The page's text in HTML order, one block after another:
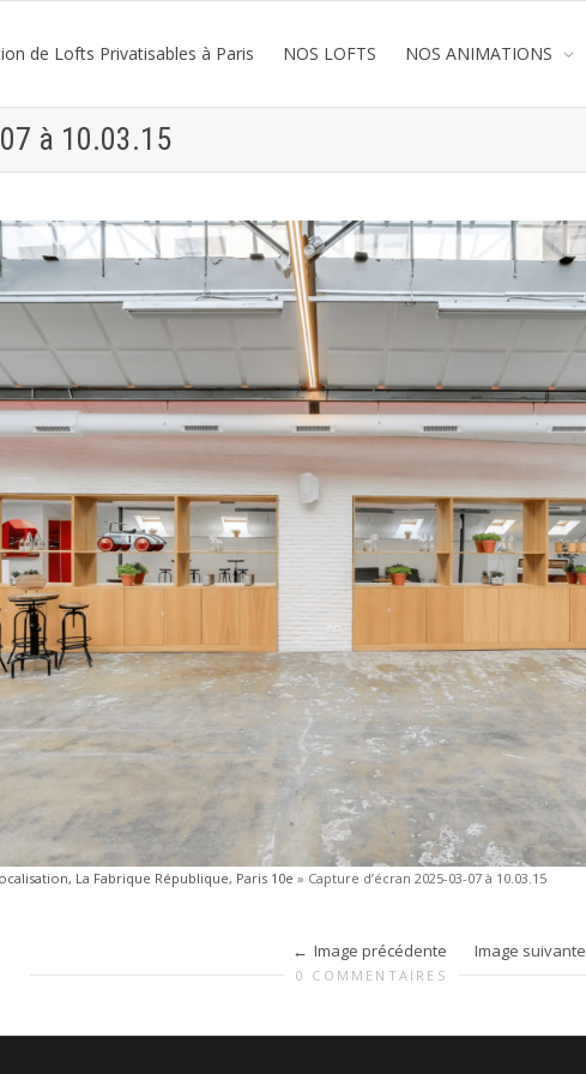
de Lofts Privatisables à Paris NOS LOFTS NOS ANIMATIONS
à 10.03.15
La Fabrique République, Paris 10e » Capture d’écran 2025-03-07 à 10.03.15
Image précédente Image suivante
0 COMMENTAIRES